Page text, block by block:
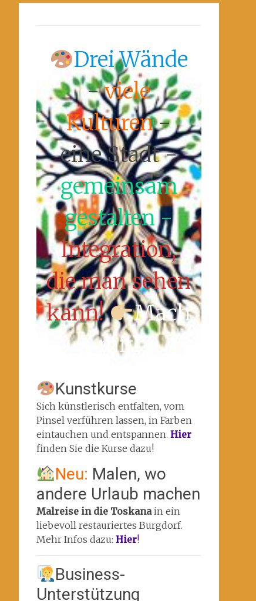
Drei Wände
-viele
Kulturen-
eine Stadt -
gemeinsam
gestalten -
Integration,
die man sehen
kann!
Mach
mit!
Kunstkurse
Sich künstlerisch entfalten, vom
Pinsel verführen lassen, in Farben
eintauchen und entspannen. Hier
finden Sie die Kurse dazu!
Neu: Malen, wo
andere Urlaub machen
Malreise in die Toskanain ein
liebevoll restauriertes Burgdorf.
Mehr Infos dazu: Hier!
Business-
Unterstützung